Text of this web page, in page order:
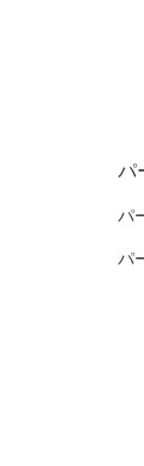
パ
パ
パ